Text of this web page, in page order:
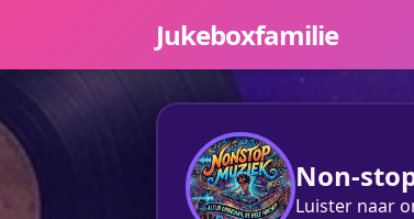
Jukeboxfamilie
Non-
Luister naar